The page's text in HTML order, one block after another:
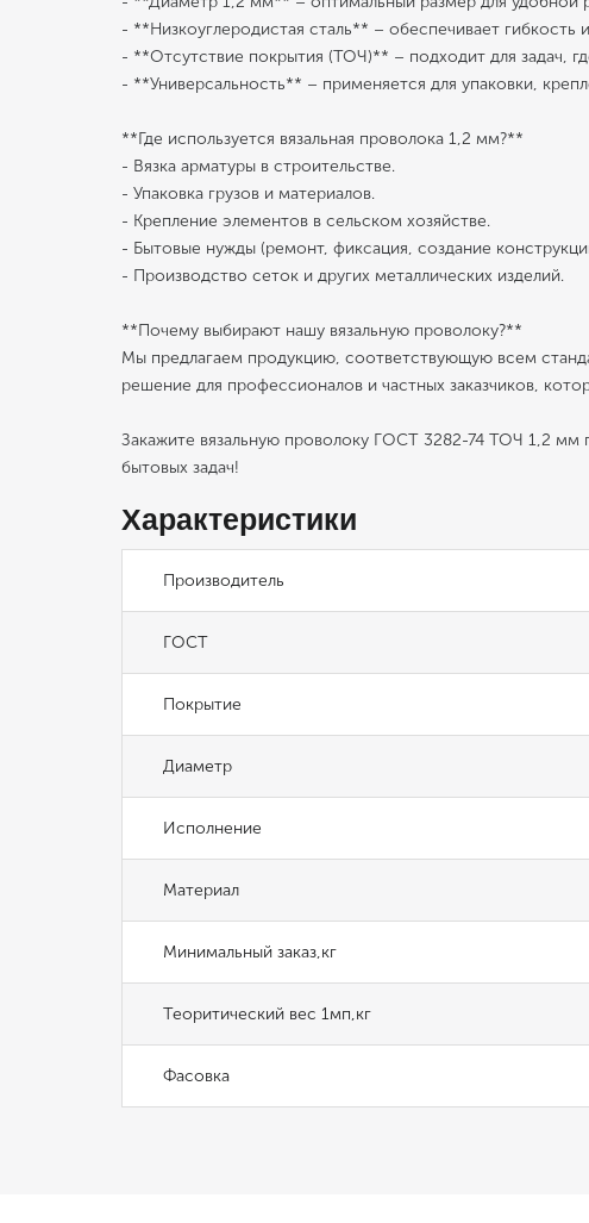
- **Низкоуглеродистая сталь** – обеспечивает гибкость
- **Отсутствие покрытия (ТОЧ)** – подходит для задач,
- **Универсальность** – применяется для упаковки,
**Где используется вязальная проволока 1,2 мм?**
- Вязка арматуры в строительстве.
- Упаковка грузов и материалов.
- Крепление элементов в сельском хозяйстве.
- Бытовые нужды (ремонт, фиксация, создание
- Производство сеток и других металлических изделий.
**Почему выбирают нашу вязальную проволоку?**
Мы предлагаем продукцию, соответствующую всем
решение для профессионалов и частных заказчиков,
Закажите вязальную проволоку ГОСТ 3282-74 ТОЧ 1,2 мм
бытовых задач!
Характеристики
Производитель
ГОСТ
Покрытие
Диаметр
Исполнение
Материал
Минимальный заказ,кг
Теоритический вес 1мп,кг
Фасовка